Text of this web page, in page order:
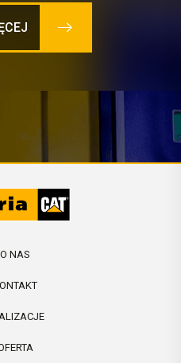
O NAS